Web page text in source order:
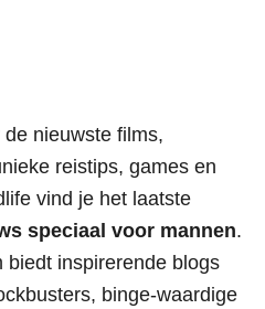
nieuwste films,
reistips, games en
vind je het laatste
speciaal voor mannen.
biedt inspirerende blogs
binge-waardige